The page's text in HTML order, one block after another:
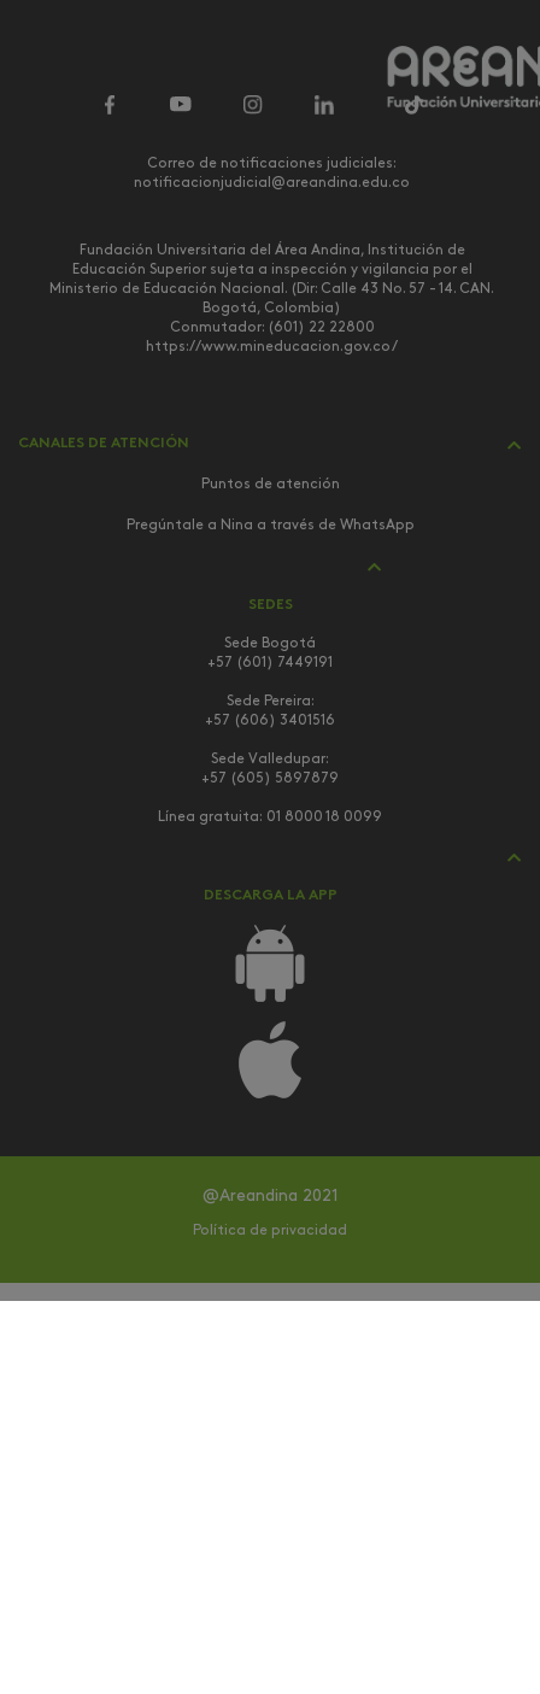
Correo de notificaciones judiciales:
notificacionjudicial@areandina.edu.co
Fundación Universitaria del Área Andina, Institución de
Educación Superior sujeta a inspección y vigilancia por el
Ministerio de Educación Nacional. (Dir: Calle 43 No. 57 - 14. CAN.
Bogotá, Colombia)
Conmutador: (601) 22 22800
https://www.mineducacion.gov.co/
CANALES DE ATENCIÓN
Puntos de atención
Pregúntale a Nina a través de WhatsApp
SEDES
Sede Bogotá
+57 (601) 7449191
Sede Pereira:
+57 (606) 3401516
Sede Valledupar:
+57 (605) 5897879
Línea gratuita: 01 8000 18 0099
DESCARGA LA APP
@Areandina 2021
Política de privacidad